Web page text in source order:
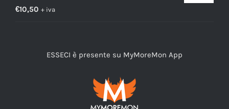
€10,50 + iva
ESSECI è presente su MyMoreMon App